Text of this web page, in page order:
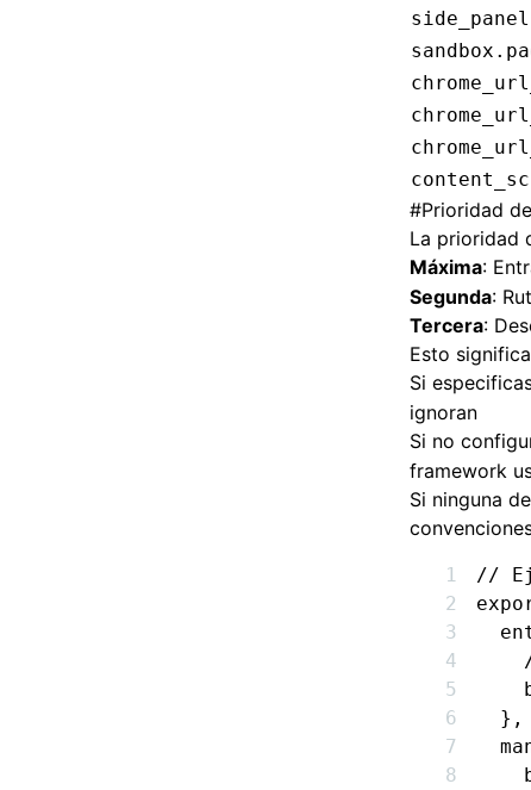
#Prioridad
La prioridad
Máxima:
Segunda:
Tercera:
Esto
Si
ignoran
Si no
framework
Si ninguna
//
  }
,